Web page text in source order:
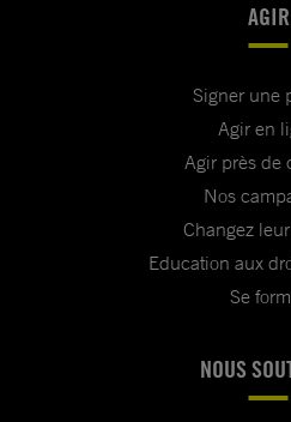
AGIR
Signer une
Agir en
Agir près de
Nos
Changez
Education aux
Se
NOUS